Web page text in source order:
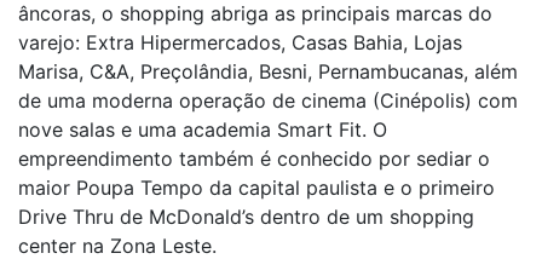
âncoras, o shopping abriga as principais marcas do
varejo: Extra Hipermercados, Casas Bahia, Lojas
Marisa, C&A, Preçolândia, Besni, Pernambucanas, além
de uma moderna operação de cinema (Cinépolis) com
nove salas e uma academia Smart Fit. O
empreendimento também é conhecido por sediar o
maior Poupa Tempo da capital paulista e o primeiro
Drive Thru de McDonald’s dentro de um shopping
center na Zona Leste.